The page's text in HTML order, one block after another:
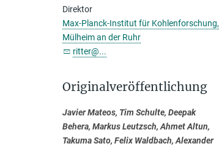
Direktor
Max-Planck-Institut für Kohlenforschung,
Mülheim an der Ruhr
ritter@...
Originalveröffentlichung
Javier Mateos, Tim Schulte, Deepak
Behera, Markus Leutzsch, Ahmet Altun,
Takuma Sato, Felix Waldbach, Alexander